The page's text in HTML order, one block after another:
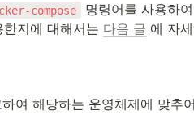
compose
명령어를 사용하
지에 대해서는 다음 글 에 자
여 해당하는 운영체제에 맞추어